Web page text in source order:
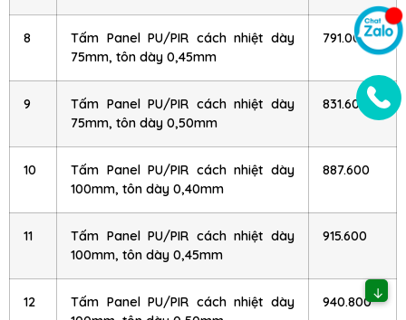
8
Tấm Panel PU/PIR cách nhiệt dày
75mm, tôn dày 0,45mm
791.000
9
Tấm Panel PU/PIR cách nhiệt dày
75mm, tôn dày 0,50mm
831.600
10
Tấm Panel PU/PIR cách nhiệt dày
100mm, tôn dày 0,40mm
887.600
11
Tấm Panel PU/PIR cách nhiệt dày
100mm, tôn dày 0,45mm
915.600
12
Tấm Panel PU/PIR cách nhiệt dày
940.800↓